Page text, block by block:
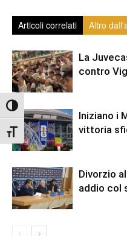
Attiva/disattiva alto contrasto
Attiva/disattiva dimensione
Articoli correlati Altro
La
contro
Iniziano i
vittoria
Divorzio
addio col